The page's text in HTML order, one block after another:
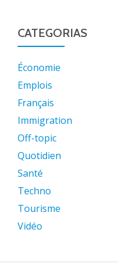
CATEGORIAS
Économie
Emplois
Français
Immigration
Off-topic
Quotidien
Santé
Techno
Tourisme
Vidéo